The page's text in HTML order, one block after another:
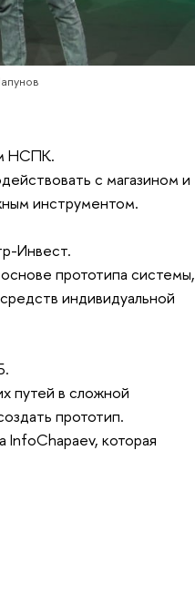
НСПК.
с магазином и
инструментом.
Инвест.
прототипа системы,
индивидуальной
путей в сложной
прототип.
InfoChapaev, которая